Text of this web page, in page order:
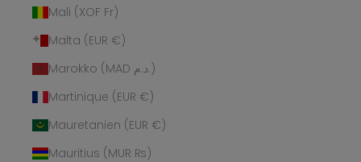
Mali (XOF Fr)
Malta (EUR €)
Marokko (MAD د.م.)
Martinique (EUR €)
Mauretanien (EUR €)
Mauritius (MUR ₨)